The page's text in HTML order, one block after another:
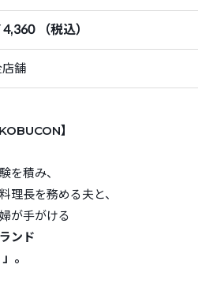
4,360 （税込）
舗
】
を積み、
理長を務める夫と、
が手がける
ンド
。